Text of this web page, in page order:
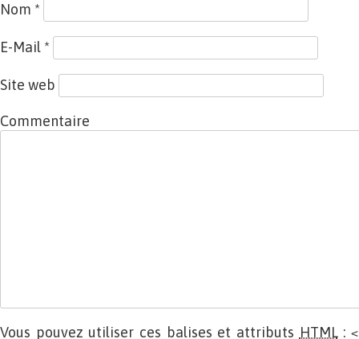
Nom *
E-Mail *
Site web
Commentaire
Vous pouvez utiliser ces balises et attributs HTML: